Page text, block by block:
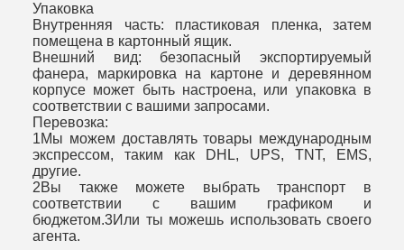
Упаковка
Внутренняя часть: пластиковая пленка, затем
помещена в картонный ящик.
Внешний вид: безопасный экспортируемый
фанера, маркировка на картоне и деревянном
корпусе может быть настроена, или упаковка в
соответствии с вашими запросами.
Перевозка:
1Мы можем доставлять товары международным
экспрессом, таким как DHL, UPS, TNT, EMS,
другие.
2Вы также можете выбрать транспорт в
соответствии с вашим графиком и
бюджетом.3Или ты можешь использовать своего
агента.